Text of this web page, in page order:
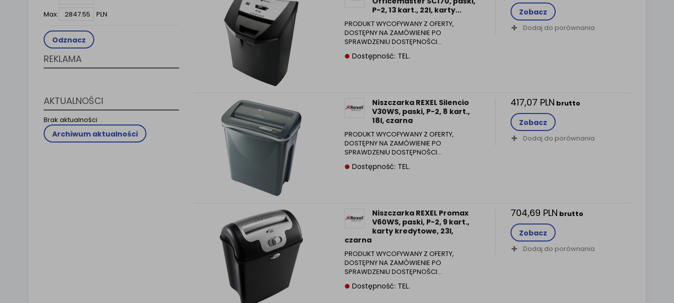
Max:
PLN
Odznacz
REKLAMA
AKTUALNOŚCI
Brak aktualności
Archiwum aktualności
P-2, 13 kart., 22l, karty...
PRODUKT WYCOFYWANY Z OFERTY,
DOSTĘPNY NA ZAMÓWIENIE PO
SPRAWDZENIU DOSTĘPNOŚCI…
Dostępność: TEL.
Zobacz
Dodaj do porównania
Niszczarka REXEL Silencio
V30WS, paski, P-2, 8 kart.,
18l, czarna
PRODUKT WYCOFYWANY Z OFERTY,
DOSTĘPNY NA ZAMÓWIENIE PO
SPRAWDZENIU DOSTĘPNOŚCI…
Dostępność: TEL.
417,07 PLN brutto
Zobacz
Dodaj do porównania
Niszczarka REXEL Promax
V60WS, paski, P-2, 9 kart.,
karty kredytowe, 23l,
czarna
PRODUKT WYCOFYWANY Z OFERTY,
DOSTĘPNY NA ZAMÓWIENIE PO
SPRAWDZENIU DOSTĘPNOŚCI…
Dostępność: TEL.
704,69 PLN brutto
Zobacz
Dodaj do porównania
Klauzula Informacyjna (rozwiń)
Lista Zaufanych Partnerów (rozwiń)